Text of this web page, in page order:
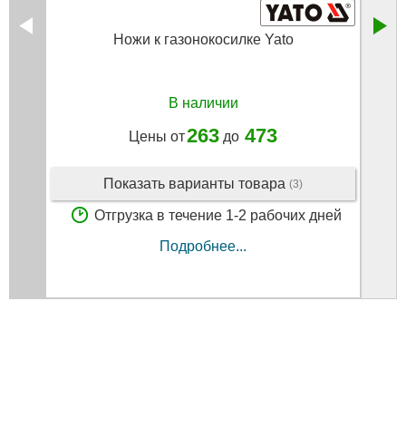
Ножи к газонокосилке Yato
В наличии
Цены от263 до 473
Показать варианты товара (3)
Отгрузка в течение 1-2 рабочих дней
Подробнее...
Нож